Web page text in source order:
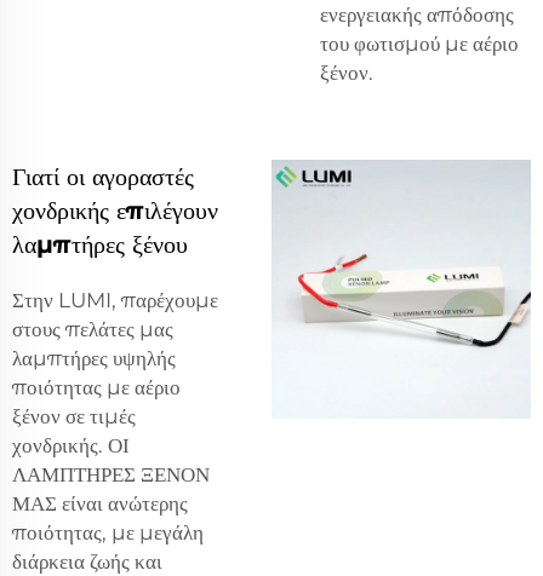
ενεργειακής απόδοσης
του φωτισμού με αέριο
ξένον.
Γιατί οι αγοραστές
χονδρικής επιλέγουν
λαμπτήρες ξένου
Στην LUMI, παρέχουμε
στους πελάτες μας
λαμπτήρες υψηλής
ποιότητας με αέριο
ξένον σε τιμές
χονδρικής. ΟΙ
ΛΑΜΠΤΗΡΕΣ ΞΕΝΟΝ
ΜΑΣ είναι ανώτερης
ποιότητας, με μεγάλη
διάρκεια ζωής και